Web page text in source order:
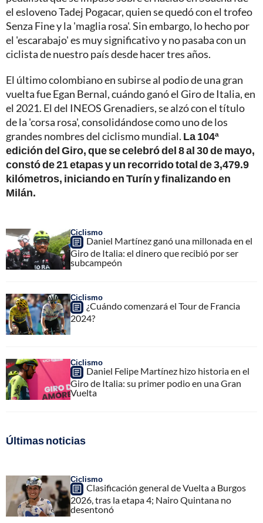
el esloveno Tadej Pogacar, quien se quedó con el trofeo
Senza Fine y la 'maglia rosa'. Sin embargo, lo hecho por
el 'escarabajo' es muy significativo y no pasaba con un
ciclista de nuestro país desde hacer tres años.
El último colombiano en subirse al podio de una gran
vuelta fue Egan Bernal, cuándo ganó el Giro de Italia, en
el 2021. El del INEOS Grenadiers, se alzó con el título
de la 'corsa rosa', consolidándose como uno de los
grandes nombres del ciclismo mundial. La 104ª
edición del Giro, que se celebró del 8 al 30 de mayo,
constó de 21 etapas y un recorrido total de 3,479.9
kilómetros, iniciando en Turín y finalizando en
Milán.
Ciclismo
Daniel Martínez ganó una millonada en el
Giro de Italia: el dinero que recibió por ser
subcampeón
Ciclismo
¿Cuándo comenzará el Tour de Francia
2024?
Ciclismo
Daniel Felipe Martínez hizo historia en el
Giro de Italia: su primer podio en una Gran
Vuelta
Últimas noticias
Ciclismo
Clasificación general de Vuelta a Burgos
2026, tras la etapa 4; Nairo Quintana no
desentonó